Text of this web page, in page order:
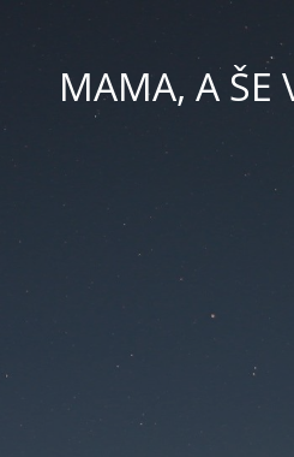
MAMA, A ŠE